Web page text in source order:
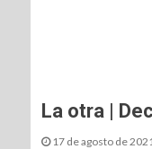
La otra |
17 de agosto de 2021